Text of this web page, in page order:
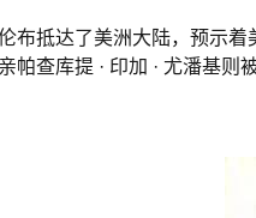
布抵达了美洲大陆，预示
帕查库提 · 印加 · 尤潘基